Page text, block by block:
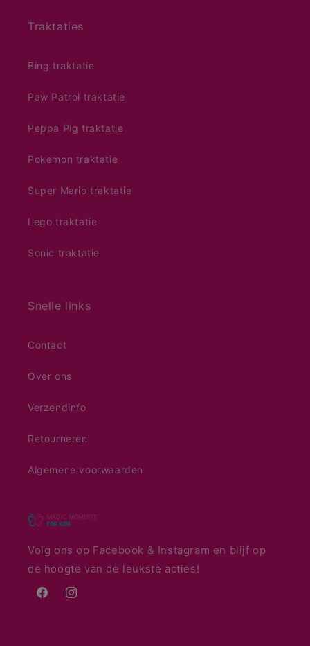
Traktaties
Bing traktatie
Paw Patrol traktatie
Peppa Pig traktatie
Pokemon traktatie
Super Mario traktatie
Lego traktatie
Sonic traktatie
Snelle links
Contact
Over ons
Verzendinfo
Retourneren
Algemene voorwaarden
Volg ons op Facebook & Instagram en blijf op
de hoogte van de leukste acties!
FacebookInstagram